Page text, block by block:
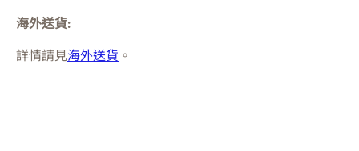
海外送貨:
詳情請見海外送貨 。